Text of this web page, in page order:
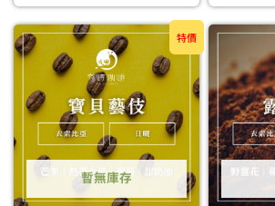
選
擇
選
項
特價
暫無庫存
原
始
價
格：
NT$480。
目
前
價
格：
NT$430。
此
產
品
多
種
款
式。